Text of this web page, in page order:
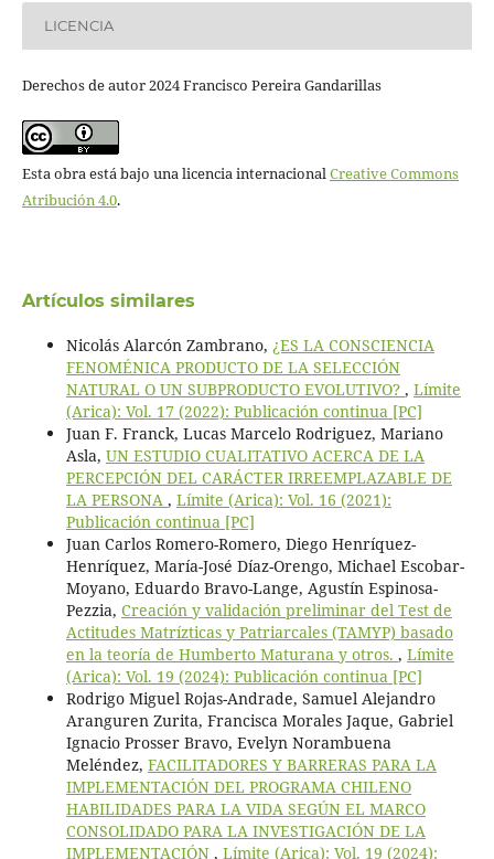
LICENCIA
Derechos de autor 2024 Francisco Pereira Gandarillas
Esta obra está bajo una licencia internacionalCreative Commons
Atribución 4.0.
Artículos similares
Nicolás Alarcón Zambrano, ¿ES LA CONSCIENCIA
FENOMÉNICA PRODUCTO DE LA SELECCIÓN
NATURAL O UN SUBPRODUCTO EVOLUTIVO? , Límite
(Arica): Vol. 17 (2022): Publicación continua [PC]
Juan F. Franck, Lucas Marcelo Rodriguez, Mariano
Asla, UN ESTUDIO CUALITATIVO ACERCA DE LA
PERCEPCIÓN DEL CARÁCTER IRREEMPLAZABLE DE
LA PERSONA , Límite (Arica): Vol. 16 (2021):
Publicación continua [PC]
Juan Carlos Romero-Romero, Diego Henríquez-
Henríquez, María-José Díaz-Orengo, Michael Escobar-
Moyano, Eduardo Bravo-Lange, Agustín Espinosa-
Pezzia, Creación y validación preliminar del Test de
Actitudes Matrízticas y Patriarcales (TAMYP) basado
en la teoría de Humberto Maturana y otros. , Límite
(Arica): Vol. 19 (2024): Publicación continua [PC]
Rodrigo Miguel Rojas-Andrade, Samuel Alejandro
Aranguren Zurita, Francisca Morales Jaque, Gabriel
Ignacio Prosser Bravo, Evelyn Norambuena
Meléndez, FACILITADORES Y BARRERAS PARA LA
IMPLEMENTACIÓN DEL PROGRAMA CHILENO
HABILIDADES PARA LA VIDA SEGÚN EL MARCO
CONSOLIDADO PARA LA INVESTIGACIÓN DE LA
IMPLEMENTACIÓN , Límite (Arica): Vol. 19 (2024):